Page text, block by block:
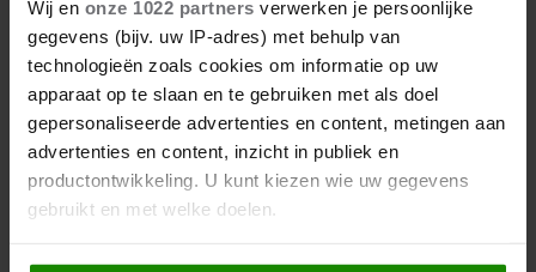
Wij en onze 1022 partners verwerken je persoonlijke
gegevens (bijv. uw IP-adres) met behulp van
technologieën zoals cookies om informatie op uw
apparaat op te slaan en te gebruiken met als doel
gepersonaliseerde advertenties en content, metingen aan
advertenties en content, inzicht in publiek en
productontwikkeling. U kunt kiezen wie uw gegevens
gebruikt en met welke doelen.
Als u het toestaat, willen we ook graag: